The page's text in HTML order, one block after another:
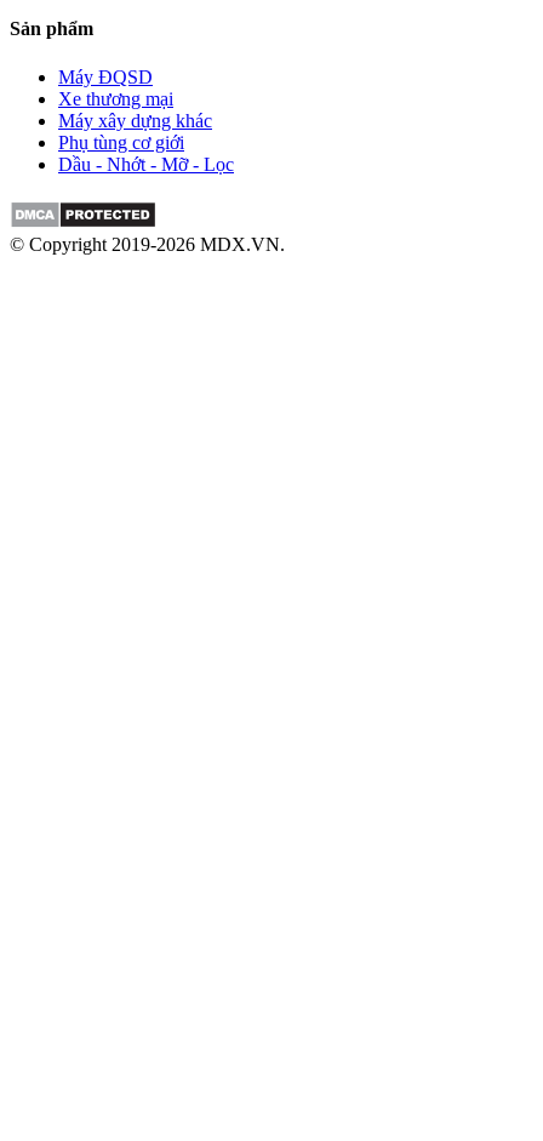
Sản phẩm
Máy ĐQSD
Xe thương mại
Máy xây dựng khác
Phụ tùng cơ giới
Dầu - Nhớt - Mỡ - Lọc
© Copyright 2019-2026 MDX.VN.